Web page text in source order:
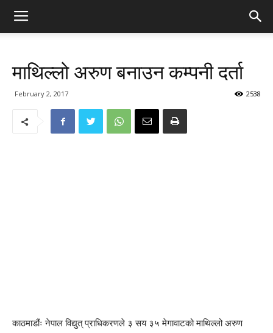
माथिल्लो अरुण बनाउन कम्पनी दर्ता
February 2, 2017 2538
काठमाडौंः नेपाल विद्युत् प्राधिकरणले ३ सय ३५ मेगावाटको माथिल्लो अरुण